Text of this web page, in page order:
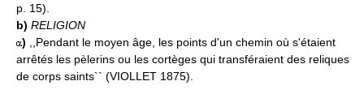
p. 15).
b) RELIGION
)
,,Pendant le moyen âge, les points d'un chemin où s'étaient
arrêtés les pèlerins ou les cortèges qui transféraient des reliques
de corps saints`` (VIOLLET 1875).